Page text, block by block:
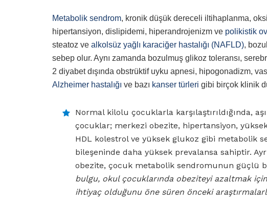
Metabolik sendrom, kronik düşük dereceli iltihaplanma,
hipertansiyon, dislipidemi, hiperandrojenizm ve polikistik
steatoz ve alkolsüz yağlı karaciğer hastalığı (NAFLD),
sebep olur. Aynı zamanda bozulmuş glikoz toleransı,
2 diyabet dışında obstrüktif uyku apnesi, hipogonadizm,
Alzheimer hastalığı ve bazı kanser türleri gibi birçok klinik
Normal kilolu çocuklarla karşılaştırıldığında,
çocuklar; merkezi obezite, hipertansiyon,
HDL kolestrol ve yüksek glukoz gibi metabolik
bileşeninde daha yüksek prevalansa sahiptir.
obezite, çocuk metabolik sendromunun güçlü
bulgu, okul çocuklarında obeziteyi azaltmak
ihtiyaç olduğunu öne süren önceki